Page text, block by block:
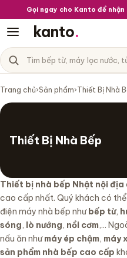
Gọi ngay cho Kanto để
kanto.
Tìm sản phẩm
Danh mục sản phẩm
Trang chủ›Sản phẩm›Thiết Bị Nhà
Thiết Bị Nhà Bếp
Thiết bị nhà bếp Nhật nội địa
cao cấp nhất. Quý khách có
điện máy nhà bếp nhưbếp từ,
sóng, lò nướng, nồi cơm,...
nấu ăn nhưmáy ép chậm, máy
sản phẩm nhà bếp cao cấp